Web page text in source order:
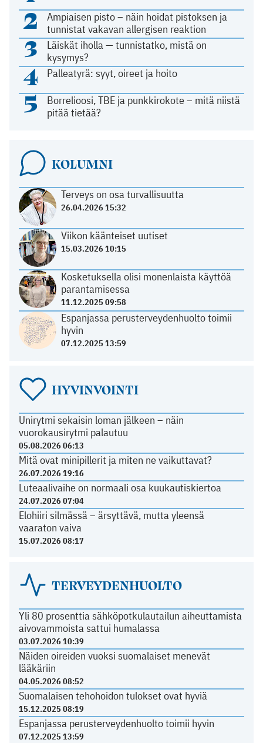
2
Ampiaisen pisto – näin hoidat pistoksen ja
tunnistat vakavan allergisen reaktion
3
Läiskät iholla — tunnistatko, mistä on
kysymys?
4 Palleatyrä: syyt, oireet ja hoito
5
Borrelioosi, TBE ja punkkirokote – mitä niistä
pitää tietää?
KOLUMNI
Terveys on osa turvallisuutta
26.04.2026 15:32
Viikon käänteiset uutiset
15.03.2026 10:15
Kosketuksella olisi monenlaista käyttöä
parantamisessa
11.12.2025 09:58
Espanjassa perusterveydenhuolto toimii
hyvin
07.12.2025 13:59
HYVINVOINTI
Unirytmi sekaisin loman jälkeen – näin
vuorokausirytmi palautuu
05.08.2026 06:13
Mitä ovat minipillerit ja miten ne vaikuttavat?
26.07.2026 19:16
Luteaalivaihe on normaali osa kuukautiskiertoa
24.07.2026 07:04
Elohiiri silmässä – ärsyttävä, mutta yleensä
vaaraton vaiva
15.07.2026 08:17
TERVEYDENHUOLTO
Yli 80 prosenttia sähköpotkulautailun aiheuttamista
aivovammoista sattui humalassa
03.07.2026 10:39
Näiden oireiden vuoksi suomalaiset menevät
lääkäriin
04.05.2026 08:52
Suomalaisen tehohoidon tulokset ovat hyviä
15.12.2025 08:19
Espanjassa perusterveydenhuolto toimii hyvin
07.12.2025 13:59